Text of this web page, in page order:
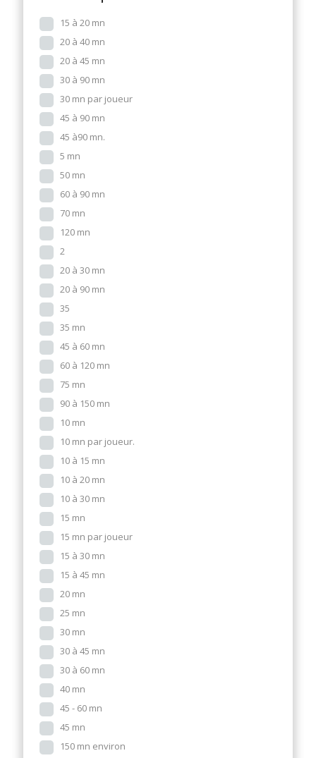
15 à 20 mn
20 à 40 mn
20 à 45 mn
30 à 90 mn
30 mn par joueur
45 à 90 mn
45 à90 mn.
5 mn
50 mn
60 à 90 mn
70 mn
120 mn
2
20 à 30 mn
20 à 90 mn
35
35 mn
45 à 60 mn
60 à 120 mn
75 mn
90 à 150 mn
10 mn
10 mn par joueur.
10 à 15 mn
10 à 20 mn
10 à 30 mn
15 mn
15 mn par joueur
15 à 30 mn
15 à 45 mn
20 mn
25 mn
30 mn
30 à 45 mn
30 à 60 mn
40 mn
45 - 60 mn
45 mn
150 mn environ